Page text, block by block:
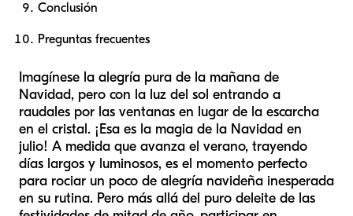
Conclusión
Preguntas frecuentes
Imagínese la alegría pura de la mañana de
Navidad, pero con la luz del sol entrando a
raudales por las ventanas en lugar de la escarcha
en el cristal. ¡Esa es la magia de la Navidad en
julio! A medida que avanza el verano, trayendo
días largos y luminosos, es el momento perfecto
para rociar un poco de alegría navideña inesperada
en su rutina. Pero más allá del puro deleite de las